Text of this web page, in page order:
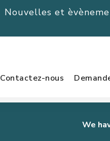
Nouvelles et
Contactez-nous
We